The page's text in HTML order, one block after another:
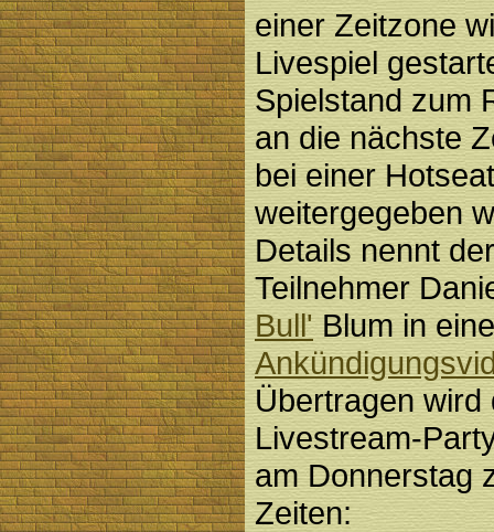
einer Zeitzone
Livespiel
Spielstand zum
an die nächste
bei einer
weitergegeben
Details nennt
Teilnehmer
Bull'Blum in
Übertragen wird
Livestream-
am Donnerstag
Zeiten: